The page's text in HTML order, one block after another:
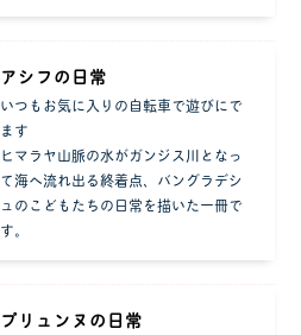
アシフの日常
いつもお気に入りの自転車で遊びにで
ます
ヒマラヤ山脈の水がガンジス川となっ
て海へ流れ出る終着点、バングラデシ
ュのこどもたちの日常を描いた一冊で
す。
プリュンヌの日常